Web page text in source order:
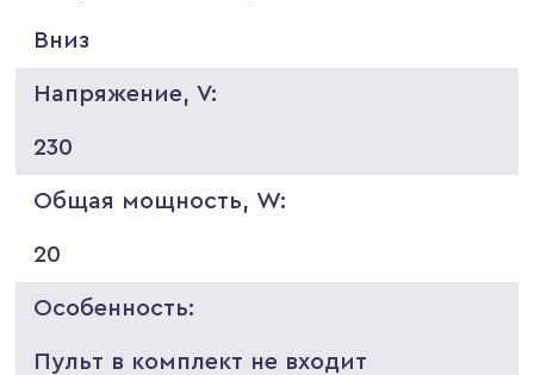
Вниз
Напряжение, V:
230
Общая мощность, W:
20
Особенность:
Пульт в комплект не входит